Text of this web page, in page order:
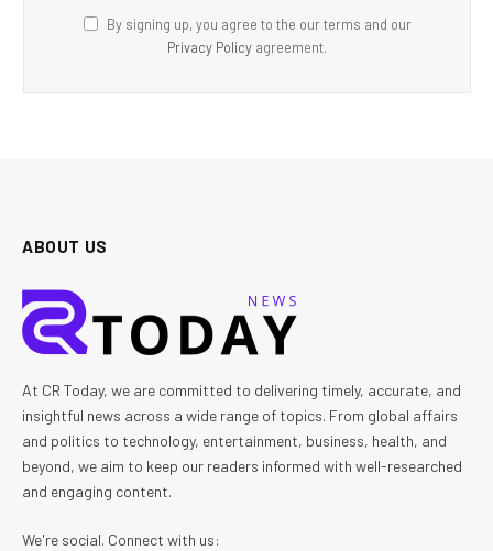
By signing up, you agree to the our terms and our
Privacy Policy agreement.
ABOUT US
At CR Today, we are committed to delivering timely, accurate, and
insightful news across a wide range of topics. From global affairs
and politics to technology, entertainment, business, health, and
beyond, we aim to keep our readers informed with well-researched
and engaging content.
We're social. Connect with us: